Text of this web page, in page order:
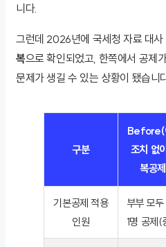
니다.
그런데 2026년에 국세청 자료 대사
복으로 확인되었고, 한쪽에서 공제
문제가 생길 수 있는 상황이 됐습니
구분
Before(
조치 없
복공
기본공제 적용
인원
부부 모
1명 공제(